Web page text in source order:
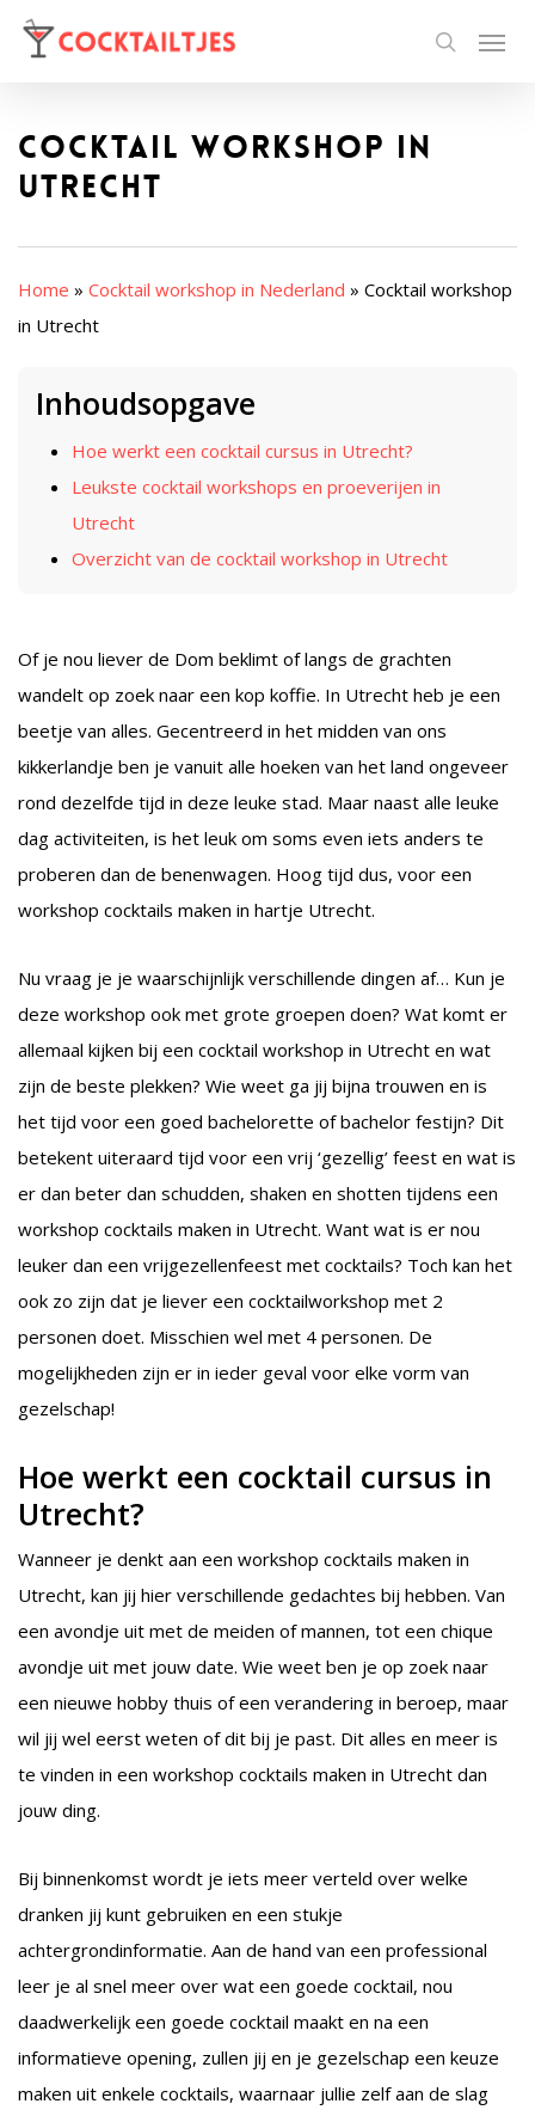
Cocktail workshop in
Utrecht
Home » Cocktail workshop in Nederland » Cocktail workshop
in Utrecht
Inhoudsopgave
Hoe werkt een cocktail cursus in Utrecht?
Leukste cocktail workshops en proeverijen in
Utrecht
Overzicht van de cocktail workshop in Utrecht
Of je nou liever de Dom beklimt of langs de grachten
wandelt op zoek naar een kop koffie. In Utrecht heb je een
beetje van alles. Gecentreerd in het midden van ons
kikkerlandje ben je vanuit alle hoeken van het land ongeveer
rond dezelfde tijd in deze leuke stad. Maar naast alle leuke
dag activiteiten, is het leuk om soms even iets anders te
proberen dan de benenwagen. Hoog tijd dus, voor een
workshop cocktails maken in hartje Utrecht.
Nu vraag je je waarschijnlijk verschillende dingen af… Kun je
deze workshop ook met grote groepen doen? Wat komt er
allemaal kijken bij een cocktail workshop in Utrecht en wat
zijn de beste plekken? Wie weet ga jij bijna trouwen en is
het tijd voor een goed bachelorette of bachelor festijn? Dit
betekent uiteraard tijd voor een vrij ‘gezellig’ feest en wat is
er dan beter dan schudden, shaken en shotten tijdens een
workshop cocktails maken in Utrecht. Want wat is er nou
leuker dan een vrijgezellenfeest met cocktails? Toch kan het
ook zo zijn dat je liever een cocktailworkshop met 2
personen doet. Misschien wel met 4 personen. De
mogelijkheden zijn er in ieder geval voor elke vorm van
gezelschap!
Hoe werkt een cocktail cursus in
Utrecht?
Wanneer je denkt aan een workshop cocktails maken in
Utrecht, kan jij hier verschillende gedachtes bij hebben. Van
een avondje uit met de meiden of mannen, tot een chique
avondje uit met jouw date. Wie weet ben je op zoek naar
een nieuwe hobby thuis of een verandering in beroep, maar
wil jij wel eerst weten of dit bij je past. Dit alles en meer is
te vinden in een workshop cocktails maken in Utrecht dan
jouw ding.
Bij binnenkomst wordt je iets meer verteld over welke
dranken jij kunt gebruiken en een stukje
achtergrondinformatie. Aan de hand van een professional
leer je al snel meer over wat een goede cocktail, nou
daadwerkelijk een goede cocktail maakt en na een
informatieve opening, zullen jij en je gezelschap een keuze
maken uit enkele cocktails, waarnaar jullie zelf aan de slag